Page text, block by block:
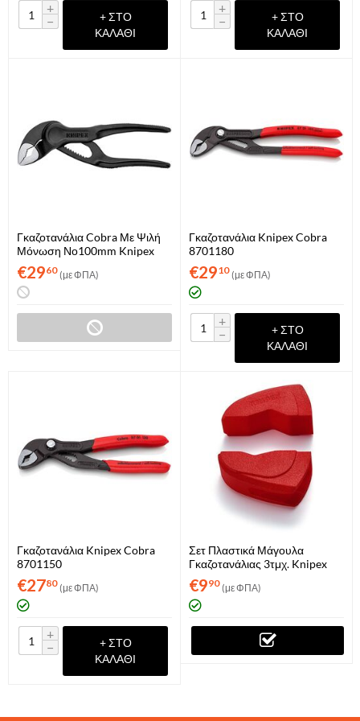
+
−
+ ΣΤΟ
ΚΑΛΆΘΙ
+
−
+ ΣΤΟ
ΚΑΛΆΘΙ
Γκαζοτανάλια Cobra Με Ψιλή
Μόνωση Νο100mm Knipex
8700100
€2960 (με ΦΠΑ)
Γκαζοτανάλια Knipex Cobra
8701180
€2910 (με ΦΠΑ)
+
−
+ ΣΤΟ
ΚΑΛΆΘΙ
Γκαζοτανάλια Knipex Cobra
8701150
€2780 (με ΦΠΑ)
+
−
+ ΣΤΟ
ΚΑΛΆΘΙ
Σετ Πλαστικά Μάγουλα
Γκαζοτανάλιας 3τμχ. Knipex
180mm - 300mm
€990 (με ΦΠΑ)